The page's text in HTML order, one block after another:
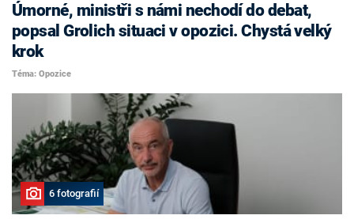
Úmorné, ministři s námi nechodí do debat,
popsal Grolich situaci v opozici. Chystá velký
krok
Téma: Opozice
6 fotografií